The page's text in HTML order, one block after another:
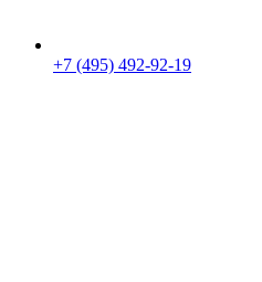
+7 (495) 492-92-19